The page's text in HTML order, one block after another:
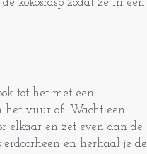
kokosrasp zodat ze in een
tot het met een
het vuur af. Wacht een
elkaar en zet even aan de
en herhaal je de